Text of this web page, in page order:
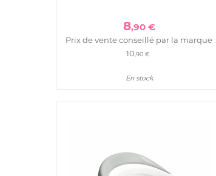
8,90 €
Prix de vente conseillé par la marque :
10 ,90 €
En stock